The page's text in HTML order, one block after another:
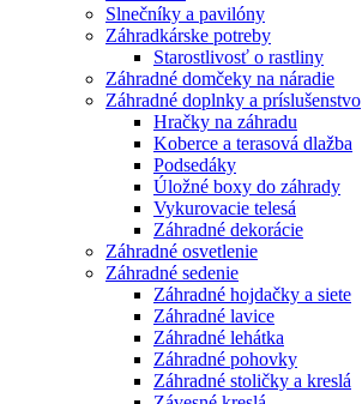
Slnečníky a pavilóny
Záhradkárske potreby
Starostlivosť o rastliny
Záhradné domčeky na náradie
Záhradné doplnky a príslušenstvo
Hračky na záhradu
Koberce a terasová dlažba
Podsedáky
Úložné boxy do záhrady
Vykurovacie telesá
Záhradné dekorácie
Záhradné osvetlenie
Záhradné sedenie
Záhradné hojdačky a siete
Záhradné lavice
Záhradné lehátka
Záhradné pohovky
Záhradné stoličky a kreslá